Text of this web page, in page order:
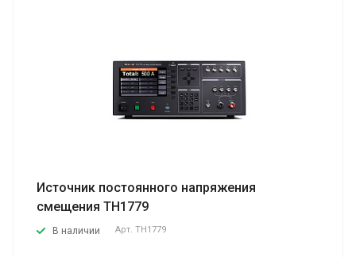
Источник постоянного напряжения
смещения TH1779
В наличии Арт. TH1779